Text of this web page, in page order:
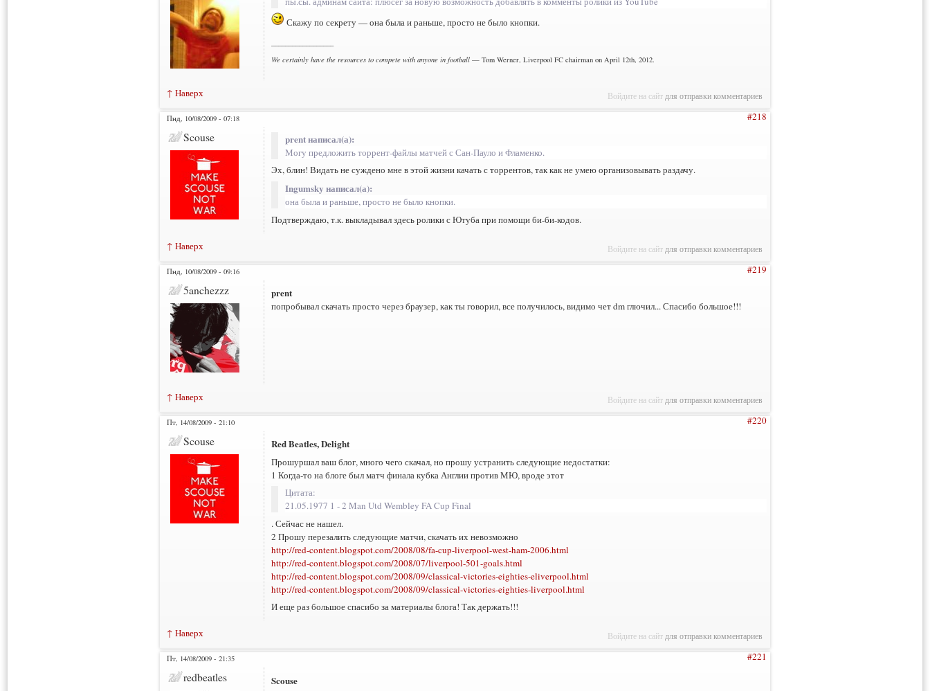
Скажу по секрету — она была и раньше, просто не было кнопки.
We certainly have the resources to compete with anyone in football — Tom Werner, Liverpool FC chairman on April 12th, 2012.
↑ Наверх Войдите на сайт для отправки комментариев
Пнд, 10/08/2009 - 07:18 #218
Scouse prent написал(а):
Могу предложить торрент-файлы матчей с Сан-Пауло и Фламенко.
Эх, блин! Видать не суждено мне в этой жизни качать с торрентов, так как не умею организовывать раздачу.
Ingumsky написал(а):
она была и раньше, просто не было кнопки.
Подтверждаю, т.к. выкладывал здесь ролики с Ютуба при помощи би-би-кодов.
↑ Наверх Войдите на сайт для отправки комментариев
Пнд, 10/08/2009 - 09:16 #219
5anchezzz prent
попробывал скачать просто через браузер, как ты говорил, все получилось, видимо чет dm глючил... Спасибо большое!!!
↑ Наверх Войдите на сайт для отправки комментариев
Пт, 14/08/2009 - 21:10 #220
Scouse Red Beatles, Delight
Прошуршал ваш блог, много чего скачал, но прошу устранить следующие недостатки:
1 Когда-то на блоге был матч финала кубка Англии против МЮ, вроде этот
Цитата:
21.05.1977 1 - 2 Man Utd Wembley FA Cup Final
. Сейчас не нашел.
2 Прошу перезалить следующие матчи, скачать их невозможно
http://red-content.blogspot.com/2008/08/fa-cup-liverpool-west-ham-2006.html
http://red-content.blogspot.com/2008/07/liverpool-501-goals.html
http://red-content.blogspot.com/2008/09/classical-victories-eighties-eliverpool.html
http://red-content.blogspot.com/2008/09/classical-victories-eighties-liverpool.html
И еще раз большое спасибо за материалы блога! Так держать!!!
↑ Наверх Войдите на сайт для отправки комментариев
Пт, 14/08/2009 - 21:35 #221
redbeatles Scouse